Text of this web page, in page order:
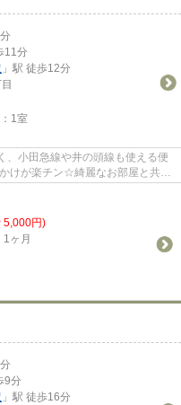
11分
」駅 徒歩12分
1室
、小田急線や井の頭線も使える便
けが楽チン☆綺麗なお部屋と共に
5,000円)
1ヶ月
9分
」駅 徒歩16分